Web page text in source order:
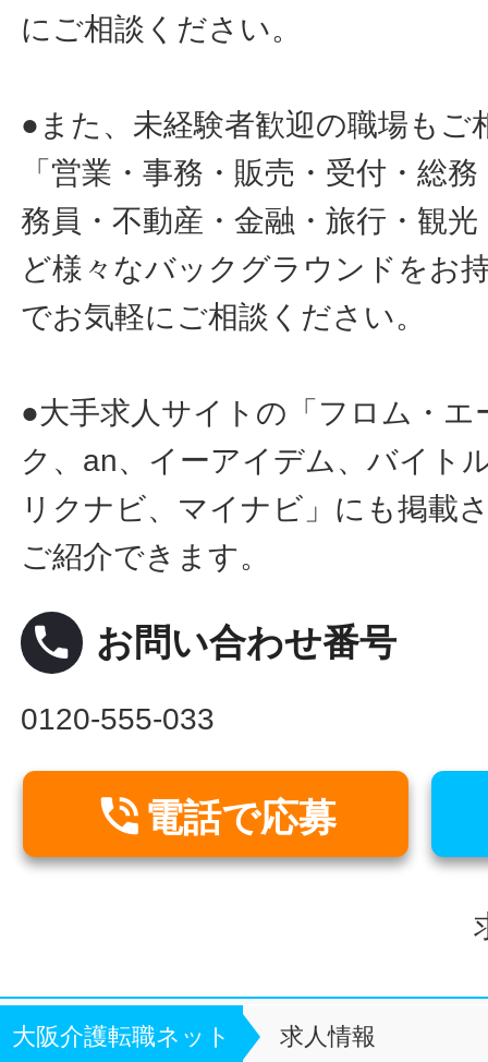
にご相談ください。
●また、未経験者歓迎の職場もご
「営業・事務・販売・受付・総
務員・不動産・金融・旅行・観
ど様々なバックグラウンドをお
でお気軽にご相談ください。
●大手求人サイトの「フロム・
ク、an、イーアイデム、バイト
リクナビ、マイナビ」にも掲載
ご紹介できます。
local_phone お問い合わせ番号
0120-555-033
 電話で応募
大阪介護転職ネット 求人情報